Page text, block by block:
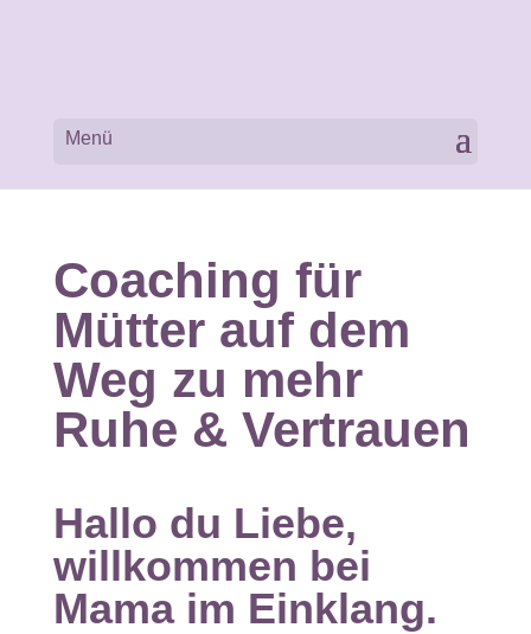
Coaching für
Mütter auf dem
Weg zu mehr
Ruhe & Vertrauen
Hallo du Liebe,
willkommen bei
Mama im Einklang.